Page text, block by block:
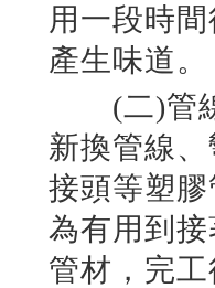
用一段時
產生味道。
(二)管線
新換管線
接頭等塑膠
為有用到
管材，完